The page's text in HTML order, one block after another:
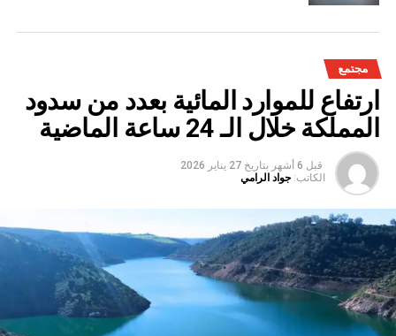
مجتمع
ارتفاع للموارد المائية بعدد من سدود
المملكة خلال الـ 24 ساعة الماضية
قبل 6 أشهر بتاريخ 27 يناير 2026
الكاتب: جواد الرامي